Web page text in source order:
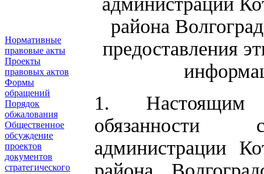
Нормативные
правовые акты
Проекты
правовых актов
Формы
обращений
Порядок
обжалования
Общественное
обсуждение
проектов
документов
стратегического
района
предоставления
1. Настоящим
обязанности
администрации